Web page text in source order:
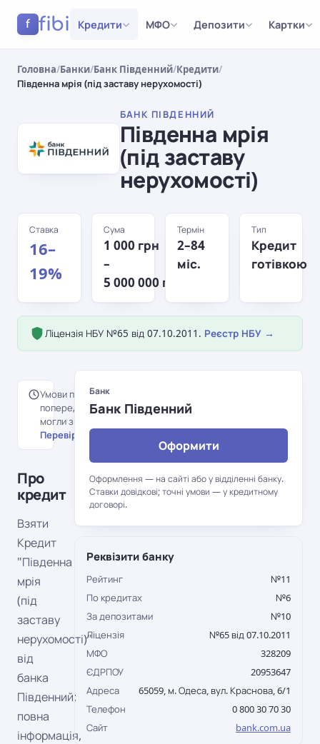
f fibi Кредити МФО Депозити Картки
Головна/Банки/Банк Південний/Кредити/
Південна мрія (під заставу нерухомості)
БАНК ПІВДЕННИЙ
Південна мрія
(під заставу
нерухомості)
Ставка
16–
19%
Сума
1 000 грн
–
5 000 000 грн
Термін
2–84
міс.
Тип
Кредит
готівкою
Ліцензія НБУ №65 від 07.10.2011. Реєстр НБУ →
Умови перенесені з
попередньої версії порталу й
могли змінитися.
Перевірити на сайті банку →
Про
кредит
Взяти
Кредит
"Південна
мрія
(під
заставу
нерухомості)"
від
банка
Південний:
повна
інформація,
Банк
Банк Південний
Оформити
Оформлення — на сайті або у відділенні банку.
Ставки довідкові; точні умови — у кредитному
договорі.
Реквізити банку
Рейтинг
№11
По кредитах
№6
За депозитами
№10
Ліцензія
№65 від 07.10.2011
МФО
328209
ЄДРПОУ
20953647
Адреса
65059, м. Одеса, вул. Краснова, 6/1
Телефон
0 800 30 70 30
Сайт
bank.com.ua